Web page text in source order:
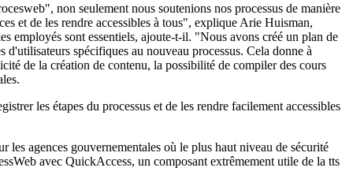
non seulement nous soutenions nos processus de manière
et de les rendre accessibles à tous", explique Arie Huisman,
employés sont essentiels, ajoute-t-il. "Nous avons créé un plan de
spécifiques au nouveau processus. Cela donne à
de la création de contenu, la possibilité de compiler des cours
les étapes du processus et de les rendre facilement accessibles
agences gouvernementales où le plus haut niveau de sécurité
avec QuickAccess, un composant extrêmement utile de la tts